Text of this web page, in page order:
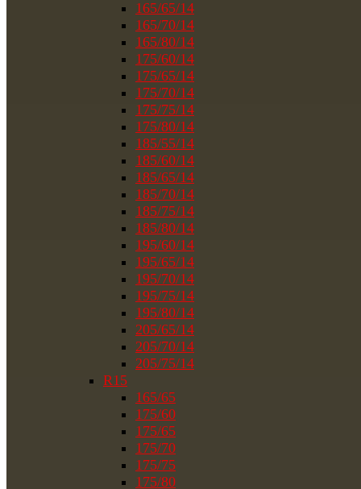
165/65/14
165/70/14
165/80/14
175/60/14
175/65/14
175/70/14
175/75/14
175/80/14
185/55/14
185/60/14
185/65/14
185/70/14
185/75/14
185/80/14
195/60/14
195/65/14
195/70/14
195/75/14
195/80/14
205/65/14
205/70/14
205/75/14
R15
165/65
175/60
175/65
175/70
175/75
175/80